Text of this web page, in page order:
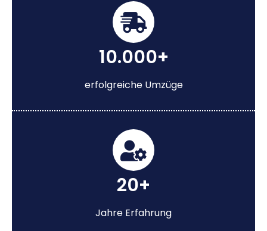
10.000+
erfolgreiche Umzüge
20+
Jahre Erfahrung